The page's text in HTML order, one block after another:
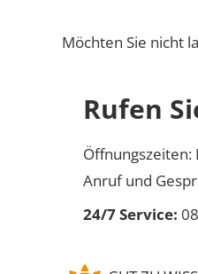
Möchten Sie nicht
Rufen
Öffnungszeiten:
Anruf und
24/7 Service: